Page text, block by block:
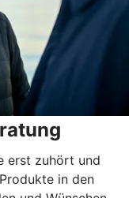
erst zuhört und
in den